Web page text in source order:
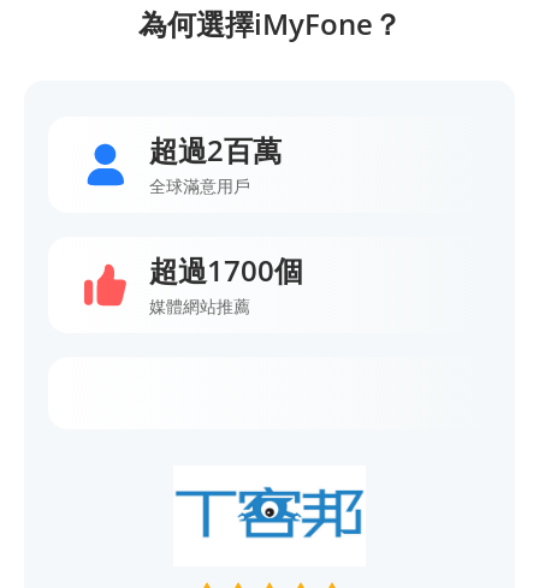
為何選擇iMyFone？
超過2百萬
全球滿意用戶
超過1700個
媒體網站推薦